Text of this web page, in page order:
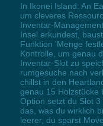
In Ikonei Island: An
um cleveres
Inventar-
Insel erkundest,
Funktion 'Menge
Kontrolle, um genau
Inventar-Slot zu
rumgesuche nach
chillst in den
genau 15 Holzstücke
Option setzt du Slot
das, was du wirklich
leerer, du sparst